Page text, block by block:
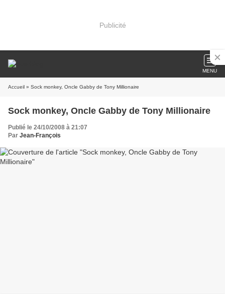
Publicité
MENU
Accueil » Sock monkey, Oncle Gabby de Tony Millionaire
Sock monkey, Oncle Gabby de Tony Millionaire
Publié le 24/10/2008 à 21:07
Par Jean-François